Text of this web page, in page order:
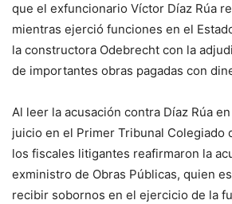
que el exfuncionario Víctor Díaz Rúa
mientras ejerció funciones en el
la constructora Odebrecht con la
de importantes obras pagadas con
Al leer la acusación contra Díaz Rúa
juicio en el Primer Tribunal Colegiado
los fiscales litigantes reafirmaron la
exministro de Obras Públicas, quien
recibir sobornos en el ejercicio de la